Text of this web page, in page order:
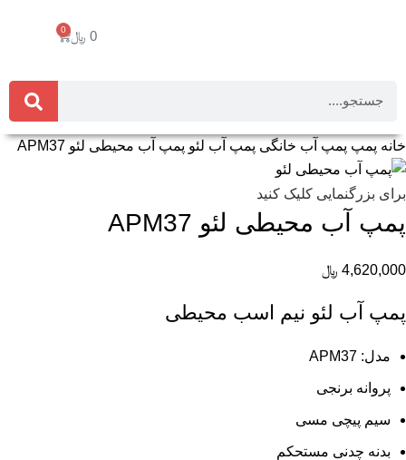
0 ﷼ 0
خانه پمپ پمپ آب خانگی پمپ آب لئو پمپ آب محیطی لئو APM37
برای بزرگنمایی کلیک کنید
پمپ آب محیطی لئو APM37
4,620,000 ﷼
پمپ آب لئو نیم اسب محیطی
مدل: APM37
پروانه برنجی
سیم پیچی مسی
بدنه چدنی مستحکم